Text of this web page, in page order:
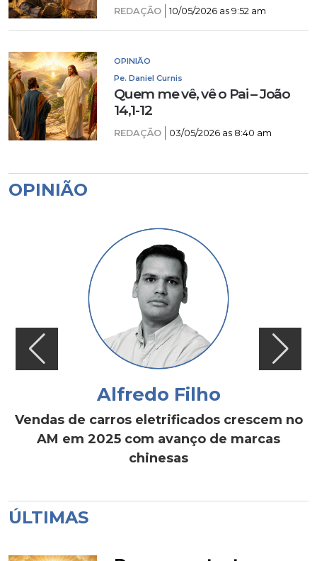
REDAÇÃO 10/05/2026 as 9:52 am
OPINIÃO
Pe. Daniel Curnis
Quem me vê, vê o Pai – João
14,1-12
REDAÇÃO 03/05/2026 as 8:40 am
OPINIÃO
Alfredo Filho
Vendas de carros eletrificados crescem no
AM em 2025 com avanço de marcas
chinesas
ÚLTIMAS